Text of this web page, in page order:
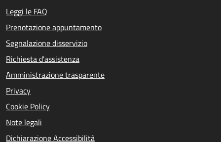
Leggi le FAQ
Prenotazione appuntamento
Segnalazione disservizio
Richiesta d'assistenza
Amministrazione trasparente
Privacy
Cookie Policy
Note legali
Dichiarazione Accessibilità